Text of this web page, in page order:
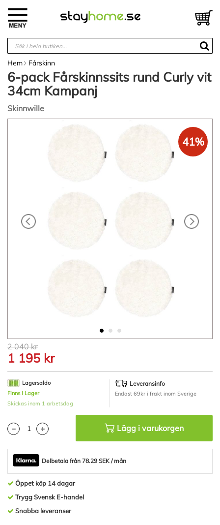
innehållet
Hem Fårskinn
6-pack Fårskinnssits rund Curly vit
34cm Kampanj
Skinnwille
Hoppa
till
början
av
bildgalleriet
41%
2 040 kr
1 195 kr
Lagersaldo
Finns I Lager
Skickas inom 1 arbetsdag
Leveransinfo
Endast 69kr i frakt inom Sverige
Lägg i varukorgen
Delbetala från 78.29 SEK / mån
Öppet köp 14 dagar
Trygg Svensk E-handel
Snabba leveranser